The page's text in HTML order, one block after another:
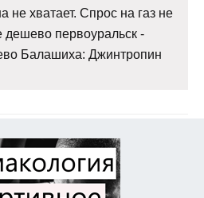
не хватает. Спрос на газ не
дешево первоуральск -
Балашиха: Джинтропин